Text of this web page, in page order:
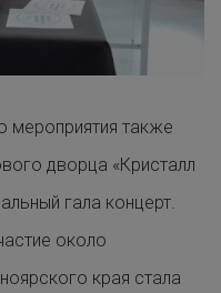
мероприятия также
дворца «Кристалл
гала концерт.
около
края стала